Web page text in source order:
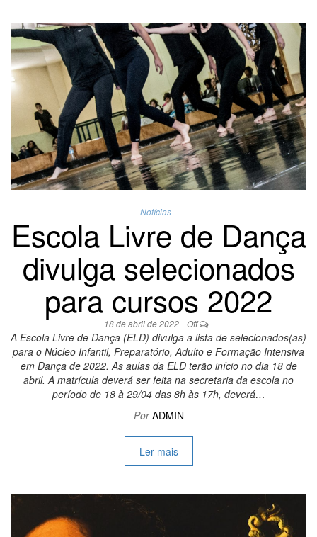
Notícias
Escola Livre de Dança
divulga selecionados
para cursos 2022
18 de abril de 2022 Off
A Escola Livre de Dança (ELD) divulga a lista de selecionados(as)
para o Núcleo Infantil, Preparatório, Adulto e Formação Intensiva
em Dança de 2022. As aulas da ELD terão início no dia 18 de
abril. A matrícula deverá ser feita na secretaria da escola no
período de 18 à 29/04 das 8h às 17h, deverá…
Por ADMIN
Ler mais